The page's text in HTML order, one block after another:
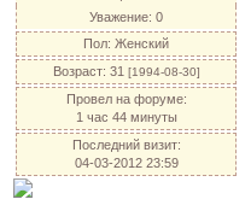
Уважение: 0
Пол: Женский
Возраст: 31 [1994-08-30]
Провел на форуме:
1 час 44 минуты
Последний визит:
04-03-2012 23:59